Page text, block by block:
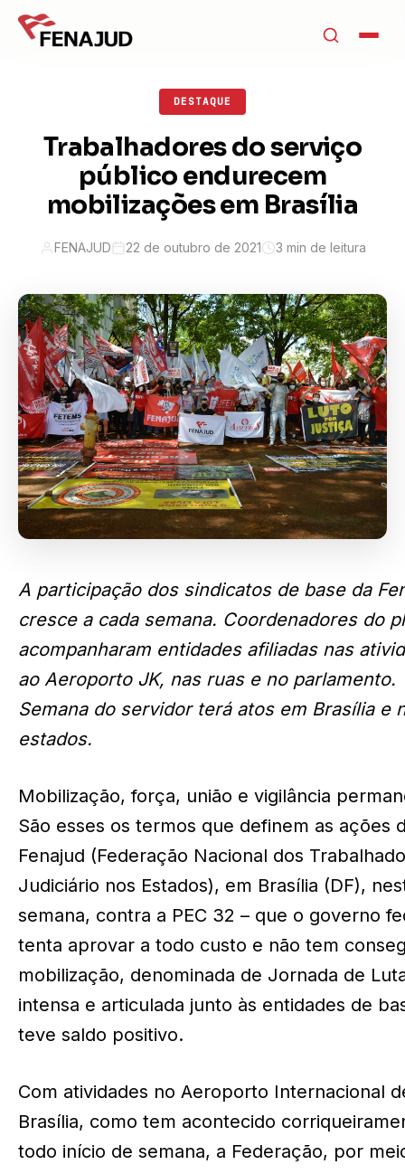
DESTAQUE
Trabalhadores do serviço
público endurecem
mobilizações em Brasília
FENAJUD 22 de outubro de 2021 3 min de leitura
A participação dos sindicatos de base da
cresce a cada semana. Coordenadores do
acompanharam entidades afiliadas nas
ao Aeroporto JK, nas ruas e no parlamento.
Semana do servidor terá atos em Brasília e
estados.
Mobilização, força, união e vigilância
São esses os termos que definem as ações
Fenajud (Federação Nacional dos
Judiciário nos Estados), em Brasília (DF),
semana, contra a PEC 32 – que o governo
tenta aprovar a todo custo e não tem
mobilização, denominada de Jornada de
intensa e articulada junto às entidades de
teve saldo positivo.
Com atividades no Aeroporto Internacional
Brasília, como tem acontecido
todo início de semana, a Federação, por